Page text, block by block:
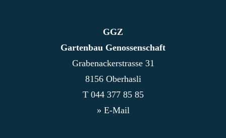
GGZ
Gartenbau Genossenschaft
Grabenackerstrasse 31
8156 Oberhasli
T 044 377 85 85
» E-Mail